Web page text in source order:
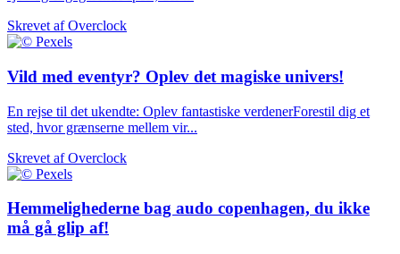
Skrevet afOverclock
Vild med eventyr? Oplev det magiske univers!
En rejse til det ukendte: Oplev fantastiske verdenerForestil dig et
sted, hvor grænserne mellem vir...
Skrevet afOverclock
Hemmelighederne bag audo copenhagen, du ikke
må gå glip af!